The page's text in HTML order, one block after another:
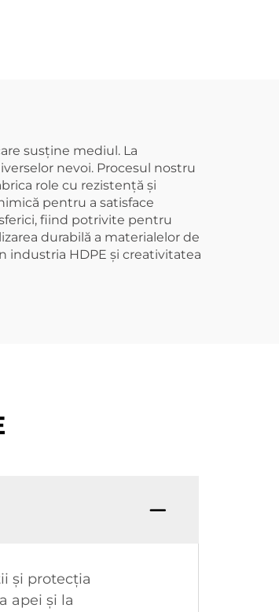
susține mediul. La
nevoi. Procesul nostru
role cu rezistență și
pentru a satisface
fiind potrivite pentru
durabilă a materialelor de
industria HDPE și creativitatea
și protecția
apei și la